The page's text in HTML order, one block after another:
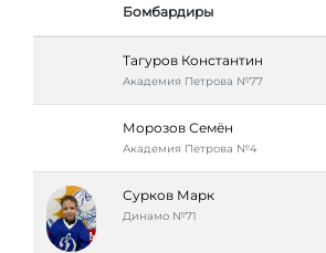
Бомбардиры
Тагуров Константин
Академия Петровa №77
Морозов Семён
Академия Петровa №4
Сурков Марк
Динамо №71